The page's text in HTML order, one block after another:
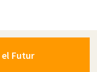
el Futur